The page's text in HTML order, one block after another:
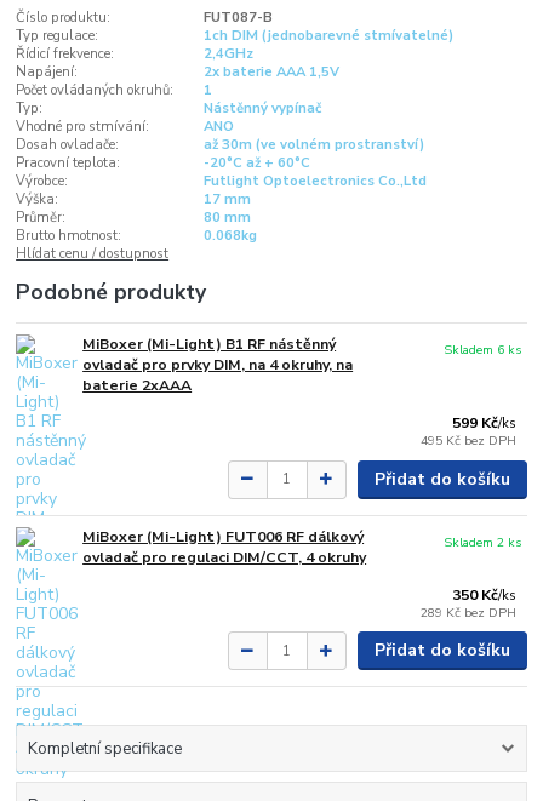
Číslo produktu:
FUT087-B
Typ regulace:
1ch DIM (jednobarevné stmívatelné)
Řídicí frekvence:
2,4GHz
Napájení:
2x baterie AAA 1,5V
Počet ovládaných okruhů:
1
Typ:
Nástěnný vypínač
Vhodné pro stmívání:
ANO
Dosah ovladače:
až 30m (ve volném prostranství)
Pracovní teplota:
-20°C až + 60°C
Výrobce:
Futlight Optoelectronics Co.,Ltd
Výška:
17 mm
Průměr:
80 mm
Brutto hmotnost:
0.068kg
Hlídat cenu / dostupnost
Podobné produkty
MiBoxer (Mi-Light) B1 RF nástěnný
ovladač pro prvky DIM, na 4 okruhy, na
baterie 2xAAA
599 Kč/ks
495 Kč bez DPH
Skladem 6 ks
Přidat do košíku
MiBoxer (Mi-Light) FUT006 RF dálkový
ovladač pro regulaci DIM/CCT, 4 okruhy
350 Kč/ks
289 Kč bez DPH
Skladem 2 ks
Přidat do košíku
Kompletní specifikace